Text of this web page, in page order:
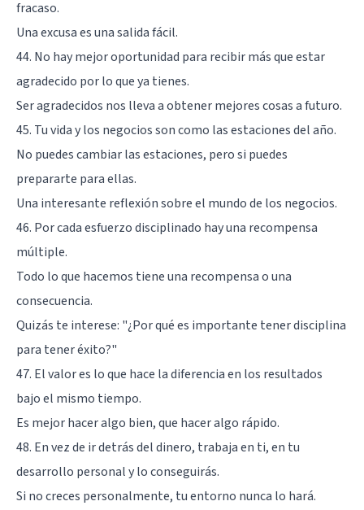
fracaso.
Una excusa es una salida fácil.
44. No hay mejor oportunidad para recibir más que estar
agradecido por lo que ya tienes.
Ser agradecidos nos lleva a obtener mejores cosas a futuro.
45. Tu vida y los negocios son como las estaciones del año.
No puedes cambiar las estaciones, pero si puedes
prepararte para ellas.
Una interesante reflexión sobre el mundo de los negocios.
46. Por cada esfuerzo disciplinado hay una recompensa
múltiple.
Todo lo que hacemos tiene una recompensa o una
consecuencia.
Quizás te interese: "¿Por qué es importante tener disciplina
para tener éxito?"
47. El valor es lo que hace la diferencia en los resultados
bajo el mismo tiempo.
Es mejor hacer algo bien, que hacer algo rápido.
48. En vez de ir detrás del dinero, trabaja en ti, en tu
desarrollo personal y lo conseguirás.
Si no creces personalmente, tu entorno nunca lo hará.